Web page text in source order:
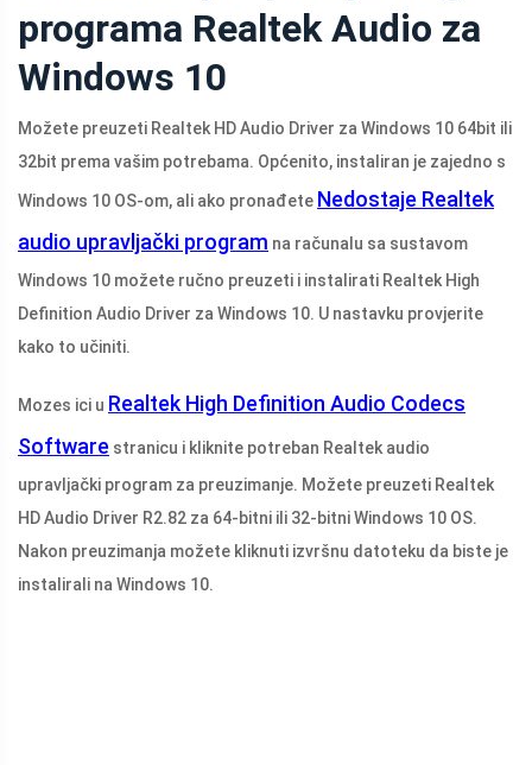
programa Realtek Audio za
Windows 10
Možete preuzeti Realtek HD Audio Driver za Windows 10 64bit ili
32bit prema vašim potrebama. Općenito, instaliran je zajedno s
Windows 10 OS-om, ali ako pronađete Nedostaje Realtek
audio upravljački program na računalu sa sustavom
Windows 10 možete ručno preuzeti i instalirati Realtek High
Definition Audio Driver za Windows 10. U nastavku provjerite
kako to učiniti.
Mozes ici u Realtek High Definition Audio Codecs
Software stranicu i kliknite potreban Realtek audio
upravljački program za preuzimanje. Možete preuzeti Realtek
HD Audio Driver R2.82 za 64-bitni ili 32-bitni Windows 10 OS.
Nakon preuzimanja možete kliknuti izvršnu datoteku da biste je
instalirali na Windows 10.